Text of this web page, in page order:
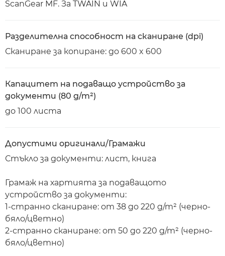
ScanGear MF. За TWAIN и WIA
Разделителна способност на сканиране (dpi)
Сканиране за копиране: до 600 x 600
Капацитет на подаващо устройство за
документи (80 g/m²)
до 100 листа
Допустими оригинали/Грамажи
Стъкло за документи: лист, книга
Грамаж на хартията за подаващото
устройство за документи:
1-странно сканиране: от 38 до 220 g/m² (черно-
бяло/цветно)
2-странно сканиране: от 50 до 220 g/m² (черно-
бяло/цветно)